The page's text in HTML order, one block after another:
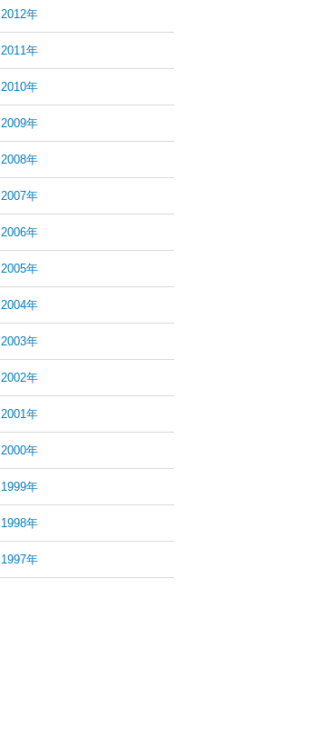
2012年
2011年
2010年
2009年
2008年
2007年
2006年
2005年
2004年
2003年
2002年
2001年
2000年
1999年
1998年
1997年